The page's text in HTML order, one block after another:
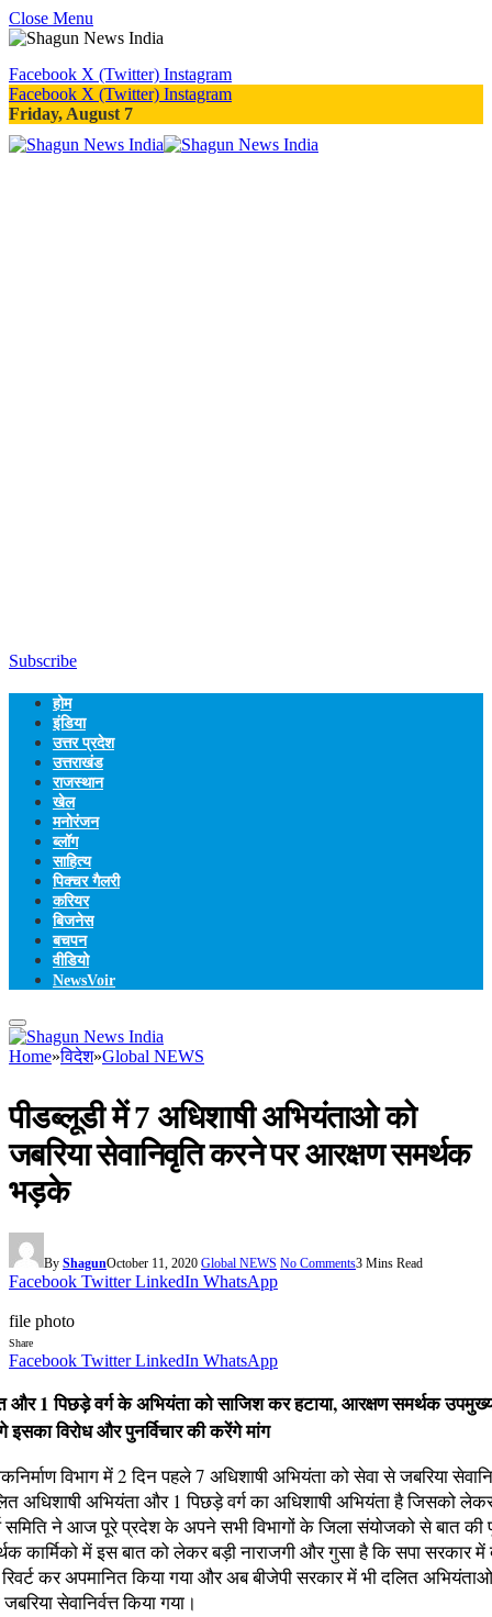
Close Menu
Facebook X (Twitter) Instagram
Facebook X (Twitter) Instagram
Friday, August 7
Subscribe
होम
इंडिया
उत्तर प्रदेश
उत्तराखंड
राजस्थान
खेल
मनोरंजन
ब्लॉग
साहित्य
पिक्चर गैलरी
करियर
बिजनेस
बचपन
वीडियो
NewsVoir
Home»विदेश»Global NEWS
पीडब्लूडी में 7 अधिशाषी अभियंताओ को
जबरिया सेवानिवृति करने पर आरक्षण समर्थक
भड़के
By ShagunOctober 11, 2020 Global NEWS No Comments3 Mins Read
Facebook Twitter LinkedIn WhatsApp
file photo
Share
Facebook Twitter LinkedIn WhatsApp
और 1 पिछड़े वर्ग के अभियंता को साजिश कर हटाया, आरक्षण समर्थक
विरोध और पुनर्विचार की करेंगे मांग
विभाग में 2 दिन पहले 7 अधिशाषी अभियंता को सेवा से जबरिया
अधिशाषी अभियंता और 1 पिछड़े वर्ग का अधिशाषी अभियंता है जिसको
समिति ने आज पूरे प्रदेश के अपने सभी विभागों के जिला संयोजको से बात की
कार्मिको में इस बात को लेकर बड़ी नाराजगी और गुसा है कि सपा सरकार में
रिवर्ट कर अपमानित किया गया और अब बीजेपी सरकार में भी दलित
सेवानिर्वत्त किया गया।